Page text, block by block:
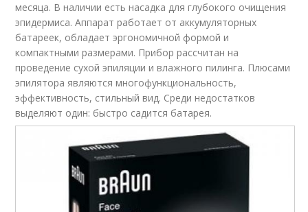
месяца. В наличии есть насадка для глубокого очищения
эпидермиса. Аппарат работает от аккумуляторных
батареек, обладает эргономичной формой и
компактными размерами. Прибор рассчитан на
проведение сухой эпиляции и влажного пилинга. Плюсами
эпилятора являются многофункциональность,
эффективность, стильный вид. Среди недостатков
выделяют один: быстро садится батарея.